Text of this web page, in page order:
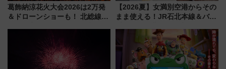
葛飾納涼花火大会2026は2万発
＆ドローンショーも！ 北総線を
車、観覧スポット情報と周辺観
光まとめ（7/28開催）
【2026夏】女満別空港からその
まま使える！JR石北本線＆バス
ーパス」でおトクに道東観光
（8/3発売）